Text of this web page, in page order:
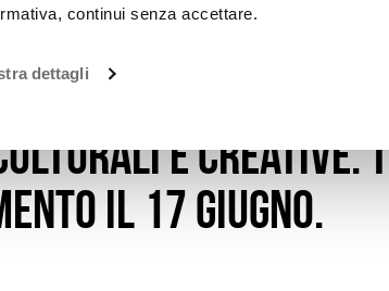
continui senza accettare.
dettagli
Box: finanziamenti
e Creative.
il 17 giugno.